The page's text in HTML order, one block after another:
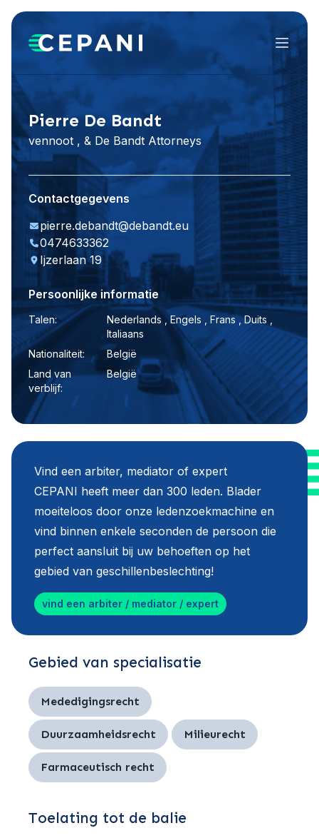
Menu
LinkedIn
Pierre De Bandt
vennoot , & De Bandt Attorneys
Contactgegevens
pierre.debandt@debandt.eu
0474633362
Ijzerlaan 19
Persoonlijke informatie
Talen:
Nederlands , Engels , Frans , Duits ,
Italiaans
Nationaliteit:
België
Land van
verblijf:
België
Vind een arbiter, mediator of expert
CEPANI heeft meer dan 300 leden. Blader
moeiteloos door onze ledenzoekmachine en
vind binnen enkele seconden de persoon die
perfect aansluit bij uw behoeften op het
gebied van geschillenbeslechting!
vind een arbiter / mediator / expert
Gebied van specialisatie
Mededigingsrecht
Duurzaamheidsrecht Milieurecht
Farmaceutisch recht
Toelating tot de balie